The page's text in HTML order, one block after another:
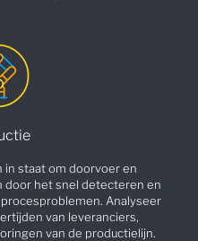
staat om doorvoer en
het snel detecteren en
Analyseer
van leveranciers,
van de productielijn.